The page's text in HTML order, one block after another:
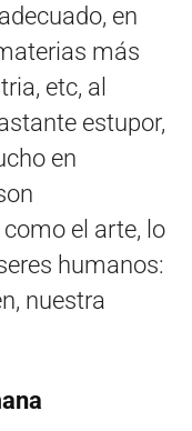
en
más
etc, al
estupor,
en
el arte, lo
humanos:
nuestra